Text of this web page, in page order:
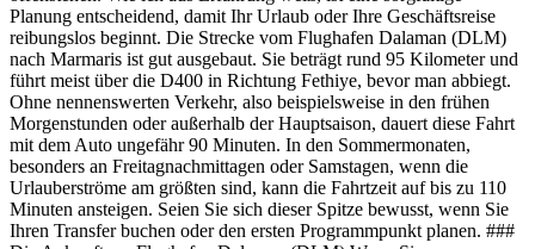
Planung entscheidend, damit Ihr Urlaub oder Ihre Geschäftsreise
reibungslos beginnt. Die Strecke vom Flughafen Dalaman (DLM)
nach Marmaris ist gut ausgebaut. Sie beträgt rund 95 Kilometer und
führt meist über die D400 in Richtung Fethiye, bevor man abbiegt.
Ohne nennenswerten Verkehr, also beispielsweise in den frühen
Morgenstunden oder außerhalb der Hauptsaison, dauert diese Fahrt
mit dem Auto ungefähr 90 Minuten. In den Sommermonaten,
besonders an Freitagnachmittagen oder Samstagen, wenn die
Urlauberströme am größten sind, kann die Fahrtzeit auf bis zu 110
Minuten ansteigen. Seien Sie sich dieser Spitze bewusst, wenn Sie
Ihren Transfer buchen oder den ersten Programmpunkt planen. ###